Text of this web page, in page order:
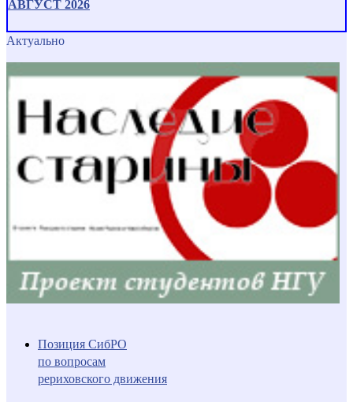
АВГУСТ 2026
Актуально
Позиция СибРО
по вопросам
рериховского движения